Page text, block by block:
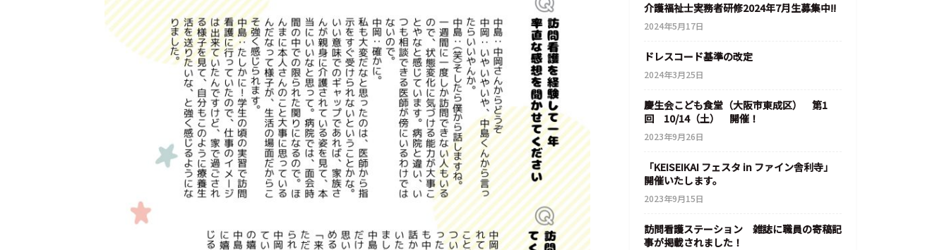
介護福祉士実務者研修2024年7月生募集中!!
2024年5月17日
ドレスコード基準の改定
2024年3月25日
慶生会こども食堂（大阪市東成区） 第1
回 10/14（土） 開催！
2023年9月26日
「KEISEIKAI フェスタ in ファイン舎利寺」
開催いたします。
2023年9月15日
訪問看護ステーション 雑誌に職員の寄稿記
事が掲載されました！